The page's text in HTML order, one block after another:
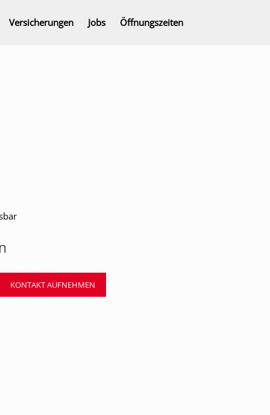
Versicherungen Jobs Öffnungszeiten
KONTAKT AUFNEHMEN